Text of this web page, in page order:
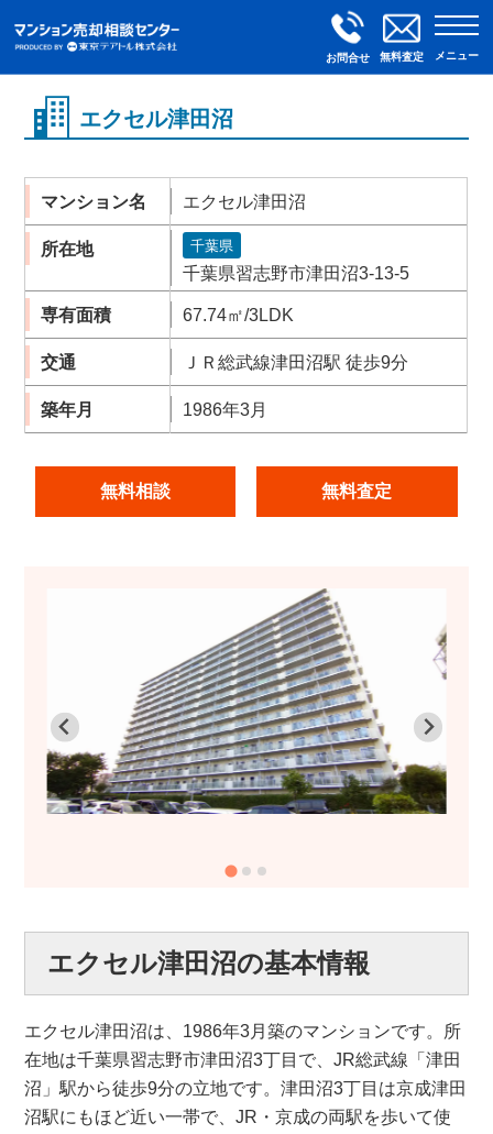
お問合せ 無料査定 メニュー
エクセル津田沼
マンション名 エクセル津田沼
所在地 千葉県
千葉県習志野市津田沼3-13-5
専有面積 67.74㎡/3LDK
交通 ＪＲ総武線津田沼駅 徒歩9分
築年月 1986年3月
無料相談 無料査定
エクセル津田沼の基本情報
エクセル津田沼は、1986年3月築のマンションです。所
在地は千葉県習志野市津田沼3丁目で、JR総武線「津田
沼」駅から徒歩9分の立地です。津田沼3丁目は京成津田
沼駅にもほど近い一帯で、JR・京成の両駅を歩いて使